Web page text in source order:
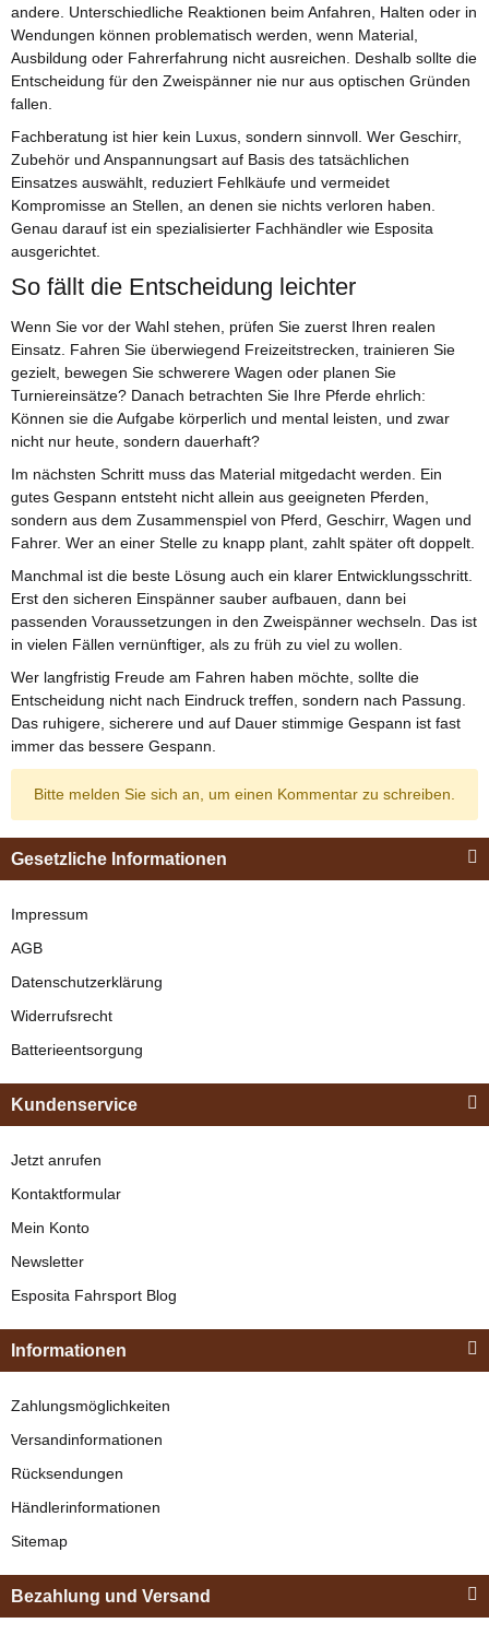
andere. Unterschiedliche Reaktionen beim Anfahren, Halten oder in
Wendungen können problematisch werden, wenn Material,
Ausbildung oder Fahrerfahrung nicht ausreichen. Deshalb sollte die
Entscheidung für den Zweispänner nie nur aus optischen Gründen
fallen.
Fachberatung ist hier kein Luxus, sondern sinnvoll. Wer Geschirr,
Zubehör und Anspannungsart auf Basis des tatsächlichen
Einsatzes auswählt, reduziert Fehlkäufe und vermeidet
Kompromisse an Stellen, an denen sie nichts verloren haben.
Genau darauf ist ein spezialisierter Fachhändler wie Esposita
ausgerichtet.
So fällt die Entscheidung leichter
Wenn Sie vor der Wahl stehen, prüfen Sie zuerst Ihren realen
Einsatz. Fahren Sie überwiegend Freizeitstrecken, trainieren Sie
gezielt, bewegen Sie schwerere Wagen oder planen Sie
Turniereinsätze? Danach betrachten Sie Ihre Pferde ehrlich:
Können sie die Aufgabe körperlich und mental leisten, und zwar
nicht nur heute, sondern dauerhaft?
Im nächsten Schritt muss das Material mitgedacht werden. Ein
gutes Gespann entsteht nicht allein aus geeigneten Pferden,
sondern aus dem Zusammenspiel von Pferd, Geschirr, Wagen und
Fahrer. Wer an einer Stelle zu knapp plant, zahlt später oft doppelt.
Manchmal ist die beste Lösung auch ein klarer Entwicklungsschritt.
Erst den sicheren Einspänner sauber aufbauen, dann bei
passenden Voraussetzungen in den Zweispänner wechseln. Das ist
in vielen Fällen vernünftiger, als zu früh zu viel zu wollen.
Wer langfristig Freude am Fahren haben möchte, sollte die
Entscheidung nicht nach Eindruck treffen, sondern nach Passung.
Das ruhigere, sicherere und auf Dauer stimmige Gespann ist fast
immer das bessere Gespann.
Bitte melden Sie sich an, um einen Kommentar zu schreiben.
Gesetzliche Informationen
Impressum
AGB
Datenschutzerklärung
Widerrufsrecht
Batterieentsorgung
Kundenservice
Jetzt anrufen
Kontaktformular
Mein Konto
Newsletter
Esposita Fahrsport Blog
Informationen
Zahlungsmöglichkeiten
Versandinformationen
Rücksendungen
Händlerinformationen
Sitemap
Bezahlung und Versand